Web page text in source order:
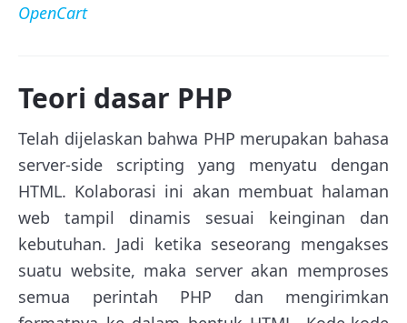
OpenCart
Teori dasar PHP
Telah dijelaskan bahwa PHP merupakan bahasa
server-side scripting yang menyatu dengan
HTML. Kolaborasi ini akan membuat halaman
web tampil dinamis sesuai keinginan dan
kebutuhan. Jadi ketika seseorang mengakses
suatu website, maka server akan memproses
semua perintah PHP dan mengirimkan